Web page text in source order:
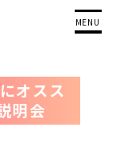
MENU
オスス
明会